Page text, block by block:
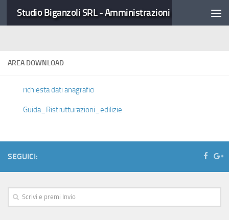
AREA DOWNLOAD
richiesta dati anagrafici
Guida_Ristrutturazioni_edilizie
SEGUICI: